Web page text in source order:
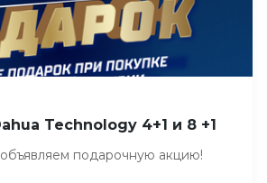
Technology 4+1 и 8 +1
подарочную акцию!